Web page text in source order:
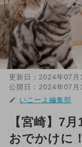
更新日： 2024年07月
公開日： 2024年07月
いこーよ編集部
【宮崎】7
おでかけに